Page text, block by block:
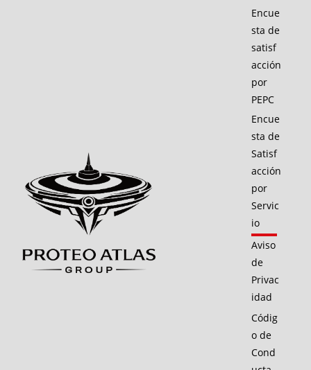
Encue
sta de
satisf
acción
por
PEPC
Encue
sta de
Satisf
acción
por
Servic
io
Aviso
de
Privac
idad
Códig
o de
Cond